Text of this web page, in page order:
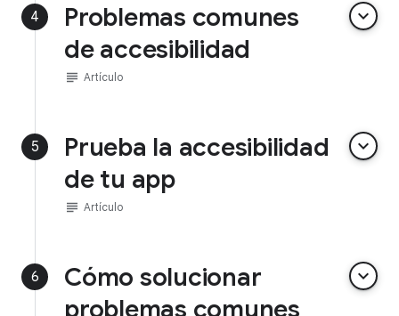
4
Problemas comunes
de accesibilidad
keyboard_arrow_down
subject Artículo
5
Prueba la accesibilidad
de tu app
keyboard_arrow_down
subject Artículo
6
Cómo solucionar
problemas comunes
keyboard_arrow_down